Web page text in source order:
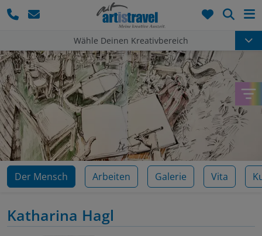
Wähle Deinen Kreativbereich
Der Mensch Arbeiten Galerie Vita
Katharina Hagl